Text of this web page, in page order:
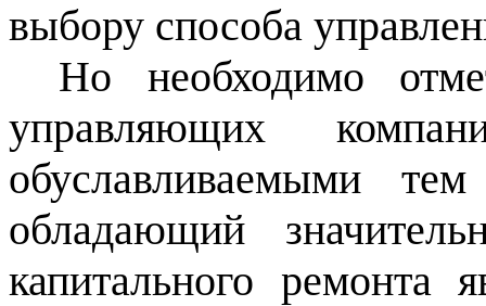
выбору способа
Но необходимо
управляющих
обуславливаемыми
обладающий
капитального ремонта